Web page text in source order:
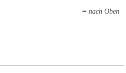
nach Oben